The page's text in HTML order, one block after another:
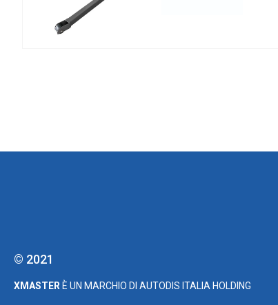
© 2021
XMASTER È UN MARCHIO DI AUTODIS ITALIA HOLDING